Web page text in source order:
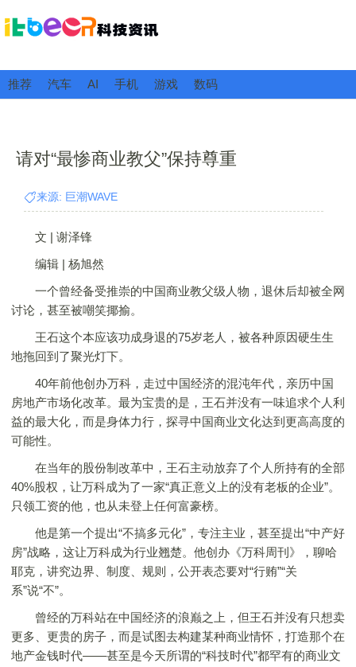
推荐 汽车 AI 手机 游戏 数码
请对“最惨商业教父”保持尊重
来源: 巨潮WAVE
文 | 谢泽锋
编辑 | 杨旭然
一个曾经备受推崇的中国商业教父级人物，退休后却被全网
讨论，甚至被嘲笑揶揄。
王石这个本应该功成身退的75岁老人，被各种原因硬生生
地拖回到了聚光灯下。
40年前他创办万科，走过中国经济的混沌年代，亲历中国
房地产市场化改革。最为宝贵的是，王石并没有一味追求个人利
益的最大化，而是身体力行，探寻中国商业文化达到更高高度的
可能性。
在当年的股份制改革中，王石主动放弃了个人所持有的全部
40%股权，让万科成为了一家“真正意义上的没有老板的企业”。
只领工资的他，也从未登上任何富豪榜。
他是第一个提出“不搞多元化”，专注主业，甚至提出“中产好
房”战略，这让万科成为行业翘楚。他创办《万科周刊》，聊哈
耶克，讲究边界、制度、规则，公开表态要对“行贿”“关
系”说“不”。
曾经的万科站在中国经济的浪巅之上，但王石并没有只想卖
更多、更贵的房子，而是试图去构建某种商业情怀，打造那个在
地产金钱时代——甚至是今天所谓的“科技时代”都罕有的商业文